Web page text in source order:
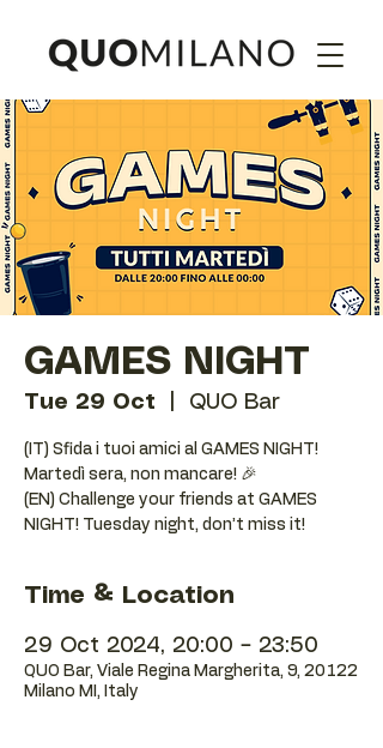
GAMES NIGHT
Tue 29 Oct QUO Bar
(IT) Sfida i tuoi amici al GAMES NIGHT!
Martedì sera, non mancare! 🎉
(EN) Challenge your friends at GAMES
NIGHT! Tuesday night, don’t miss it!
Time & Location
29 Oct 2024, 20:00 – 23:50
QUO Bar, Viale Regina Margherita, 9, 20122
Milano MI, Italy